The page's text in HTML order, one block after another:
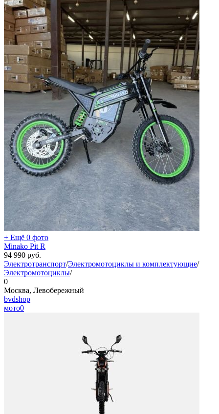
+ Ещё 0 фото
Minako Pit R
94 990 руб.
Электротранспорт/Электромотоциклы и комплектующие/
Электромотоциклы/
0
Москва, Левобережный
bvdshop
мото0